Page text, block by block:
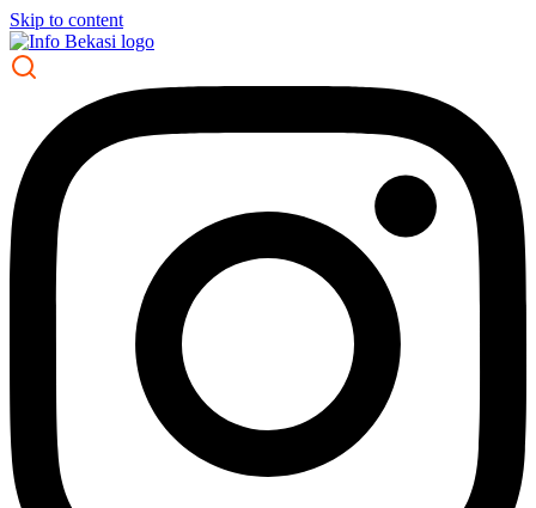
Skip to content